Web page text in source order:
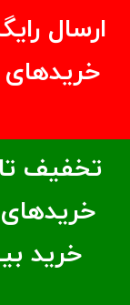
ارسال
خریدهای بالای ۵/
تخفیف
خرید